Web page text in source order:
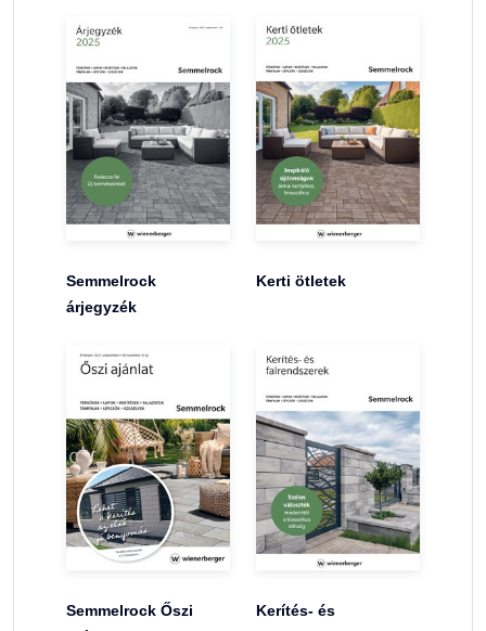
Semmelrock
árjegyzék
Kerti ötletek
Semmelrock Őszi
Kerítés- és